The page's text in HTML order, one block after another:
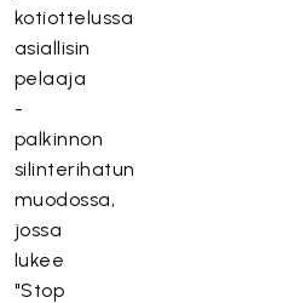
kotiottelussa
asiallisin
pelaaja
-
palkinnon
silinterihatun
muodossa,
jossa
lukee
"Stop